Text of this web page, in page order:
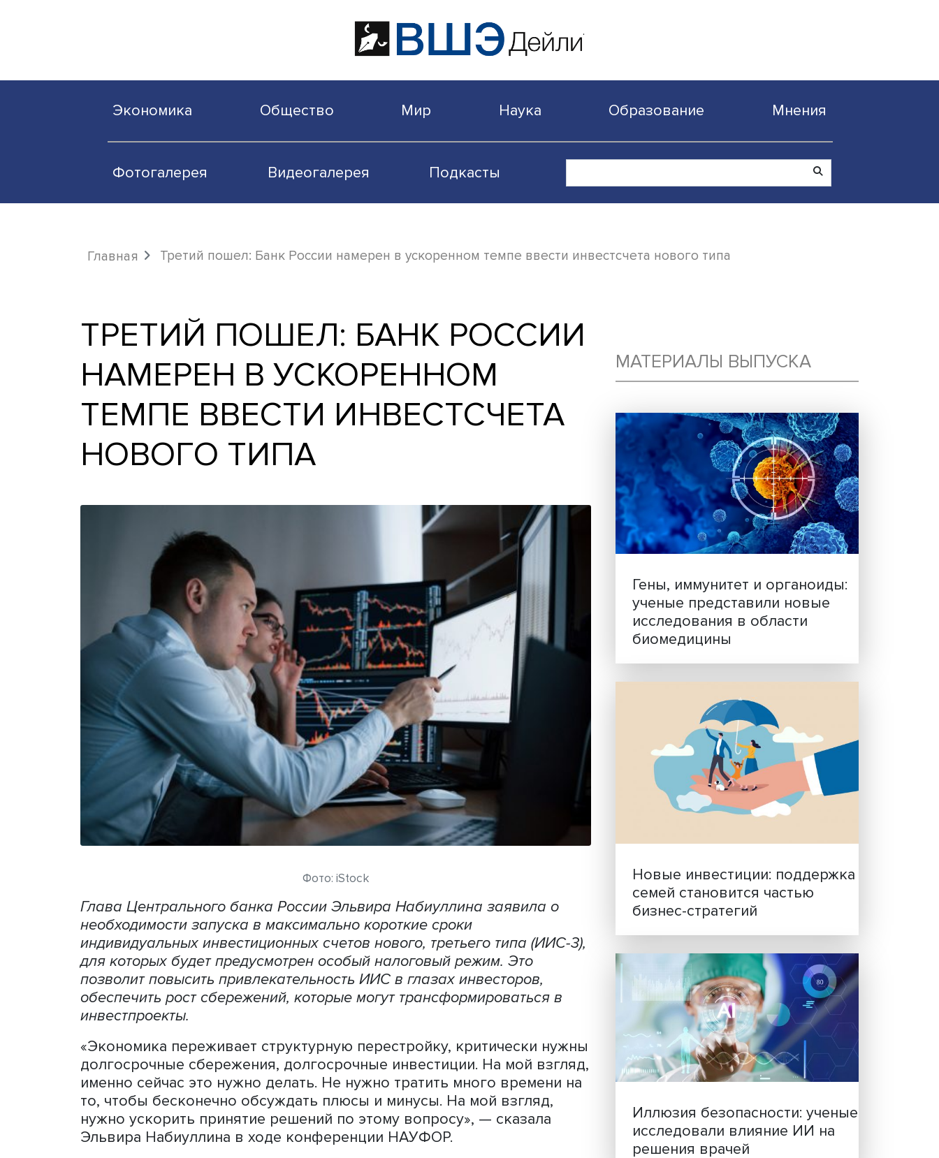
Фотогалерея Видеогалерея Подкасты
ТРЕТИЙ ПОШЕЛ: БАНК РОССИИ
НАМЕРЕН В УСКОРЕННОМ
ТЕМПЕ ВВЕСТИ ИНВЕСТСЧЕТА
НОВОГО ТИПА
Фото: iStock
Глава Центрального банка России Эльвира Набиуллина заявила о
необходимости запуска в максимально короткие сроки
индивидуальных инвестиционных счетов нового, третьего типа (ИИС-3),
для которых будет предусмотрен особый налоговый режим. Это
позволит повысить привлекательность ИИC в глазах инвесторов,
обеспечить рост сбережений, которые могут трансформироваться в
МАТЕРИАЛЫ ВЫПУСКА
ученые представили
исследования в области
биомедицины
Новые инвестиции:
семей становится частью
бизнес-стратегий